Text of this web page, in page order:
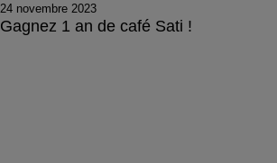
24 novembre 2023
Gagnez 1 an de café Sati !